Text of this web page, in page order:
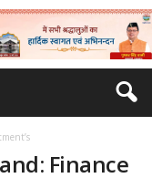
Finance